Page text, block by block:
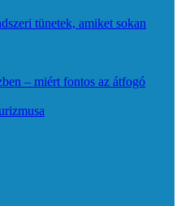
tünetek, amiket sokan
– miért fontos az átfogó